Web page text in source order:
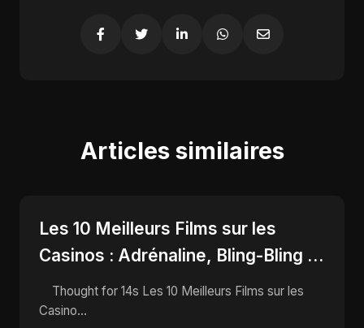
Articles similaires
Les 10 Meilleurs Films sur les
Casinos : Adrénaline, Bling-Bling et
Tours de Carte qui Font Rêver !
Casino...